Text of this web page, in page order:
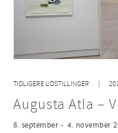
TIDLIGERE UDSTILLINGER
Augusta Atla –
8. september - 4. november